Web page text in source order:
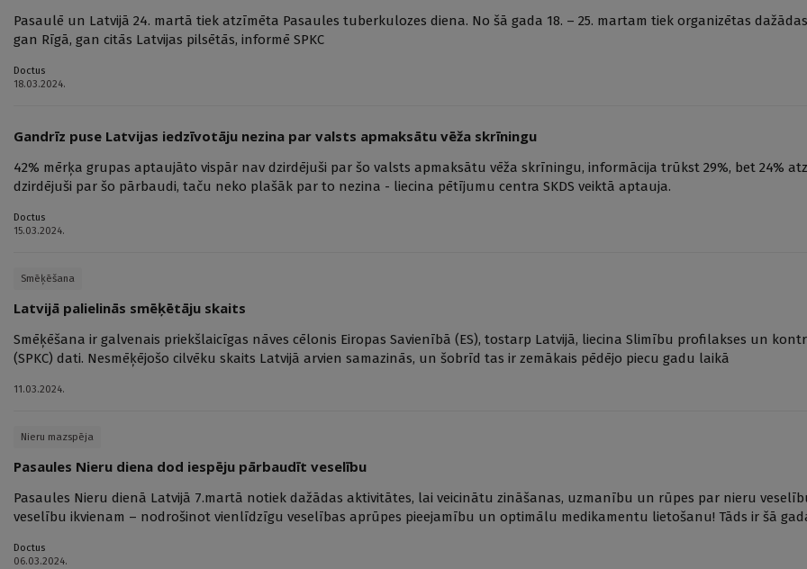
Pasaulē un Latvijā 24. martā tiek atzīmēta Pasaules tuberkulozes diena. No šā gada 18. – 25. martam tiek organizētas
gan Rīgā, gan citās Latvijas pilsētās, informē SPKC
Doctus
18.03.2024.
Gandrīz puse Latvijas iedzīvotāju nezina par valsts apmaksātu vēža skrīningu
42% mērķa grupas aptaujāto vispār nav dzirdējuši par šo valsts apmaksātu vēža skrīningu, informācija trūkst 29%, bet 24%
dzirdējuši par šo pārbaudi, taču neko plašāk par to nezina - liecina pētījumu centra SKDS veiktā aptauja.
Doctus
15.03.2024.
Smēķēšana
Latvijā palielinās smēķētāju skaits
Smēķēšana ir galvenais priekšlaicīgas nāves cēlonis Eiropas Savienībā (ES), tostarp Latvijā, liecina Slimību profilakses un
(SPKC) dati. Nesmēķējošo cilvēku skaits Latvijā arvien samazinās, un šobrīd tas ir zemākais pēdējo piecu gadu laikā
11.03.2024.
Nieru mazspēja
Pasaules Nieru diena dod iespēju pārbaudīt veselību
Pasaules Nieru dienā Latvijā 7.martā notiek dažādas aktivitātes, lai veicinātu zināšanas, uzmanību un rūpes par nieru
veselību ikvienam – nodrošinot vienlīdzīgu veselības aprūpes pieejamību un optimālu medikamentu lietošanu! Tāds ir šā
Doctus
06.03.2024.